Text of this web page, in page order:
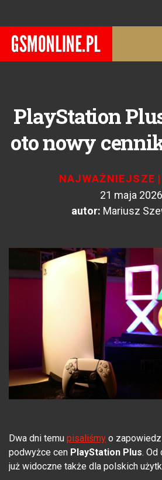
PlayStation
oto nowy
NAJWAŻNIEJSZE |
21 maja 2026
autor: Mariusz
Dwa dni temu pisaliśmy o
podwyżce cen PlayStation Plus. Od
już widoczne także dla polskich